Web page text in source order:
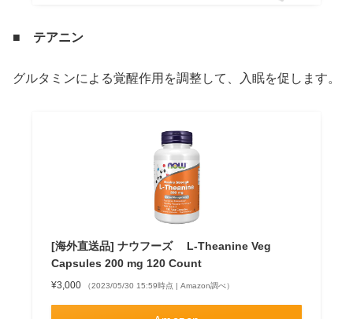
■ テアニン
グルタミンによる覚醒作用を調整して、入眠を促します。
[海外直送品] ナウフーズ L-Theanine Veg
Capsules 200 mg 120 Count
¥3,000 （2023/05/30 15:59時点 | Amazon調べ）